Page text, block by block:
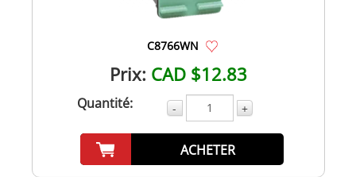
C8766WN
Prix: CAD $12.83
Quantité: - +
ACHETER